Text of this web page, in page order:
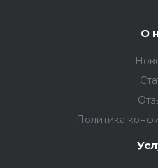
О
Политика